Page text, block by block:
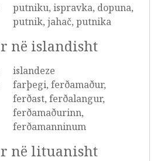
putniku, ispravka, dopuna,
putnik, jahač, putnika
në islandisht
islandeze
farþegi, ferðamaður,
ferðast, ferðalangur,
ferðamaðurinn,
ferðamanninum
në lituanisht